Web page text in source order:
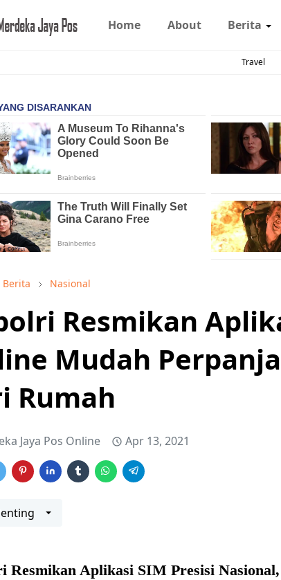
Home About Berita
Travel
Berita Nasional
Resmikan
Mudah
Rumah
Jaya Pos Online Apr 13, 2021
Resmikan Aplikasi SIM Presisi